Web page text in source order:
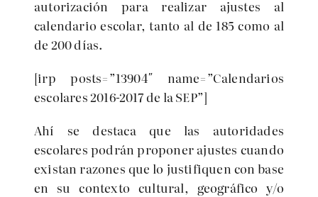
autorización para realizar ajustes al
calendario escolar, tanto al de 185 como al
de 200 días.
[irp posts=”13904″ name=”Calendarios
escolares 2016-2017 de la SEP”]
Ahí se destaca que las autoridades
escolares podrán proponer ajustes cuando
existan razones que lo justifiquen con base
en su contexto cultural, geográfico y/o